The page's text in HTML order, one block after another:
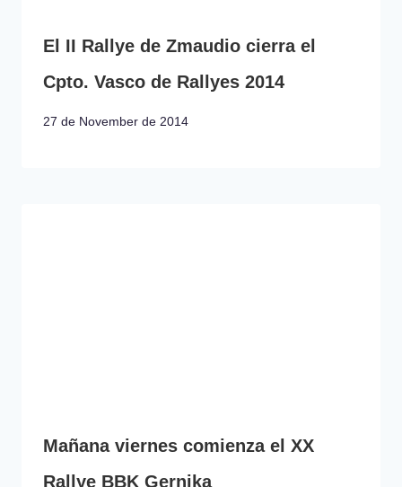
El II Rallye de Zmaudio cierra el
Cpto. Vasco de Rallyes 2014
27 de November de 2014
Mañana viernes comienza el XX
Rallye BBK Gernika